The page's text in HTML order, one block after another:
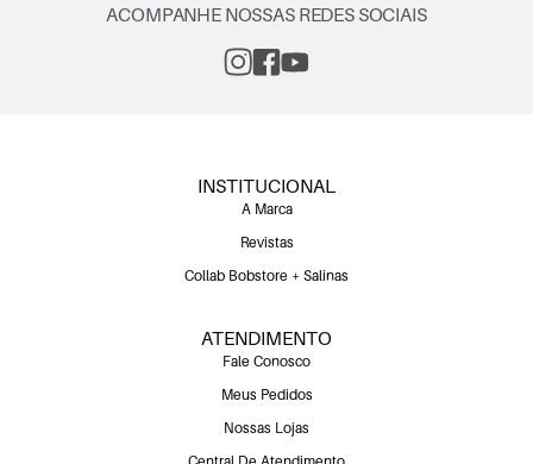
ACOMPANHE NOSSAS REDES SOCIAIS
INSTITUCIONAL
A Marca
Revistas
Collab Bobstore + Salinas
ATENDIMENTO
Fale Conosco
Meus Pedidos
Nossas Lojas